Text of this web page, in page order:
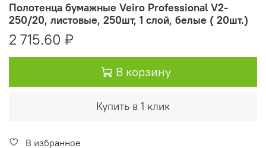
Полотенца бумажные Veiro Professional V2-
250/20, листовые, 250шт, 1 слой, белые ( 20шт.)
2 715.60 ₽
В корзину
Купить в 1 клик
В избранное